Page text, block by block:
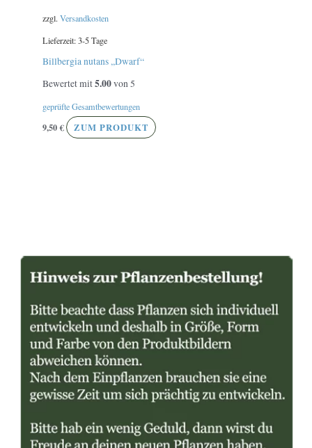
zzgl.Versandkosten
Lieferzeit:3-5 Tage
Billbergia nutans ,,Dwarf“
Bewertet mit5.00von 5
geprüfte Gesamtbewertungen
9,50€ ZUM PRODUKT